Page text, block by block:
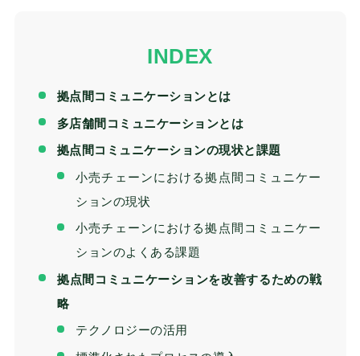
拠点間コミュニケーションとは
多店舗間コミュニケーションとは
拠点間コミュニケーションの現状と課題
小売チェーンにおける拠点間コミュニケー
ションの現状
小売チェーンにおける拠点間コミュニケー
ションのよくある課題
拠点間コミュニケーションを改善するための戦
略
テクノロジーの活用